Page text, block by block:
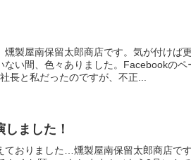
製屋南保留太郎商店です。気が付けば
ない間、色々ありました。Facebookのペ
長と私だったのですが、不正...
ました！
ておりました…燻製屋南保留太郎商店で